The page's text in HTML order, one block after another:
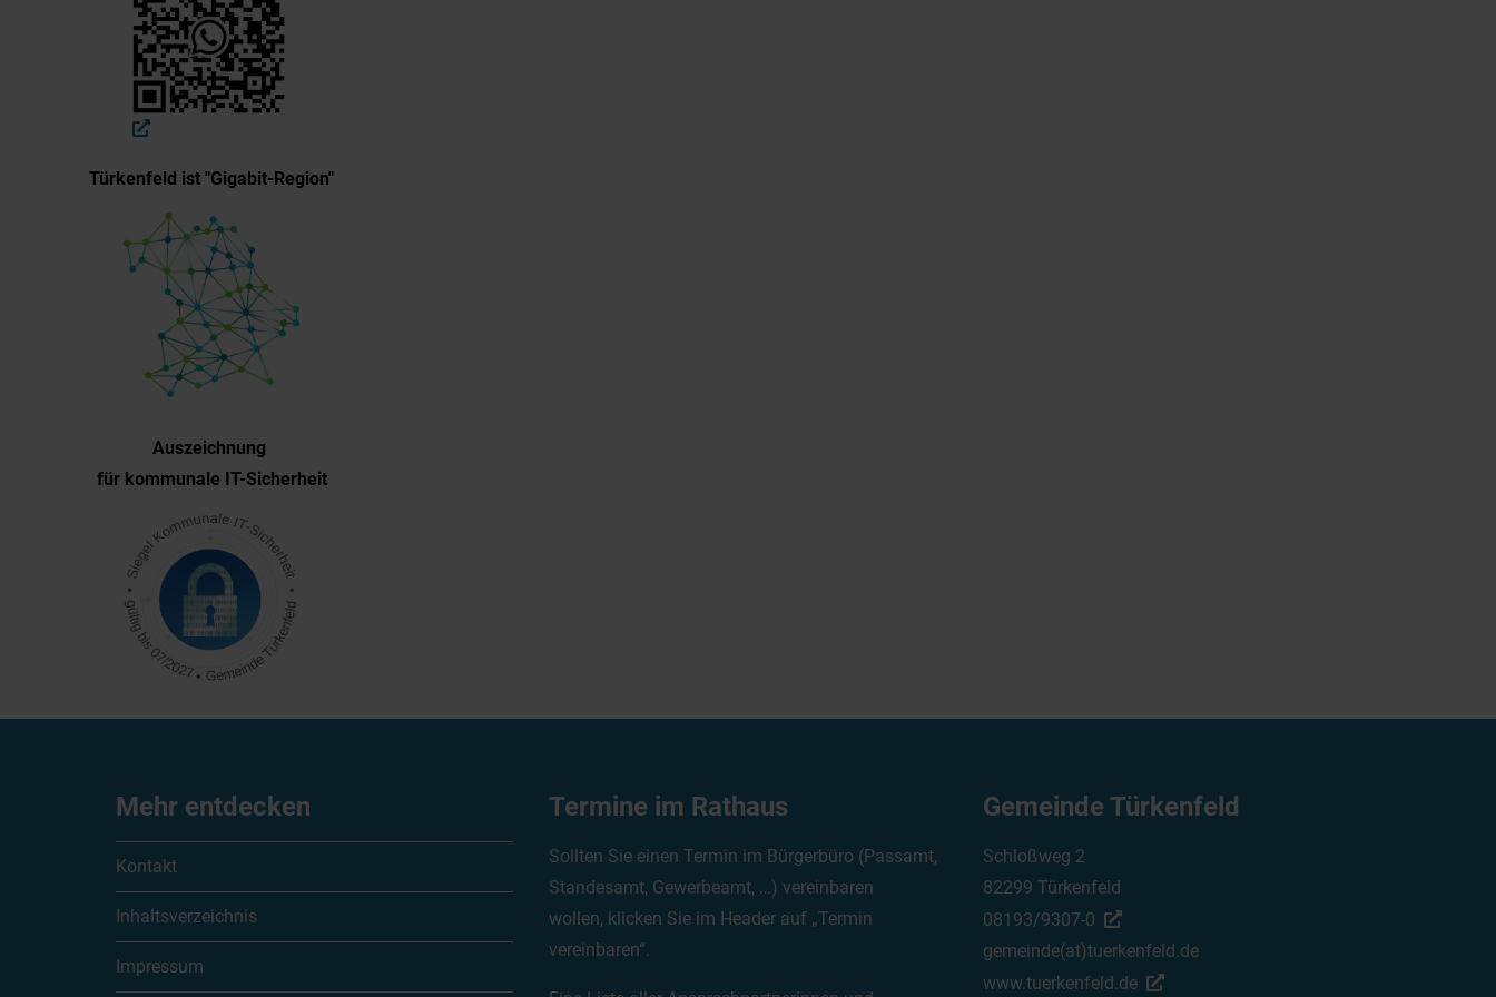
Türkenfeld ist "Gigabit-Region"
Auszeichnung
für kommunale IT-Sicherheit
Mehr entdecken
Kontakt
Inhaltsverzeichnis
Impressum
Termine im Rathaus
Sollten Sie einen Termin im Bürgerbüro (Passamt,
Standesamt, Gewerbeamt, …) vereinbaren
wollen, klicken Sie im Header auf „Termin
vereinbaren“.
Gemeinde Türkenfeld
Schloßweg 2
82299 Türkenfeld
08193/9307-0
gemeinde(at)tuerkenfeld.de
www.tuerkenfeld.de